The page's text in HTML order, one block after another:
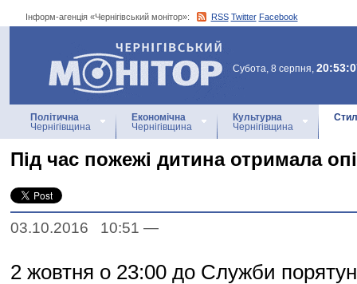
Інформ-агенція «Чернігівський монітор»: RSS Twitter Facebook
Інформ-агенція
«Чернігівський монітор»
Субота, 8 серпня,
Політична
Чернігівщина
Економічна
Чернігівщина
Культурна
Чернігівщина
Під час пожежі дитина отримала
03.10.2016 10:51 —
2 жовтня о 23:00 до Служби